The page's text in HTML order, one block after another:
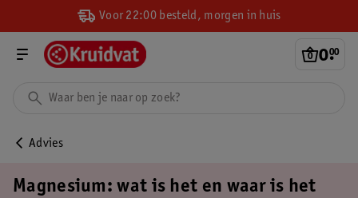
Voor 22:00 besteld, morgen in huis
0.
00
Advies
Magnesium: wat is het en waar is het